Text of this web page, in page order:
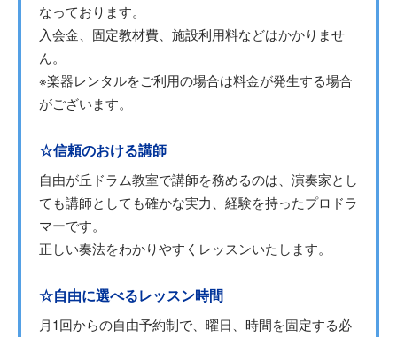
なっております。
入会金、固定教材費、施設利用料などはかかりませ
ん。
※楽器レンタルをご利用の場合は料金が発生する場合
がございます。
☆信頼のおける講師
自由が丘ドラム教室で講師を務めるのは、演奏家とし
ても講師としても確かな実力、経験を持ったプロドラ
マーです。
正しい奏法をわかりやすくレッスンいたします。
☆自由に選べるレッスン時間
月1回からの自由予約制で、曜日、時間を固定する必